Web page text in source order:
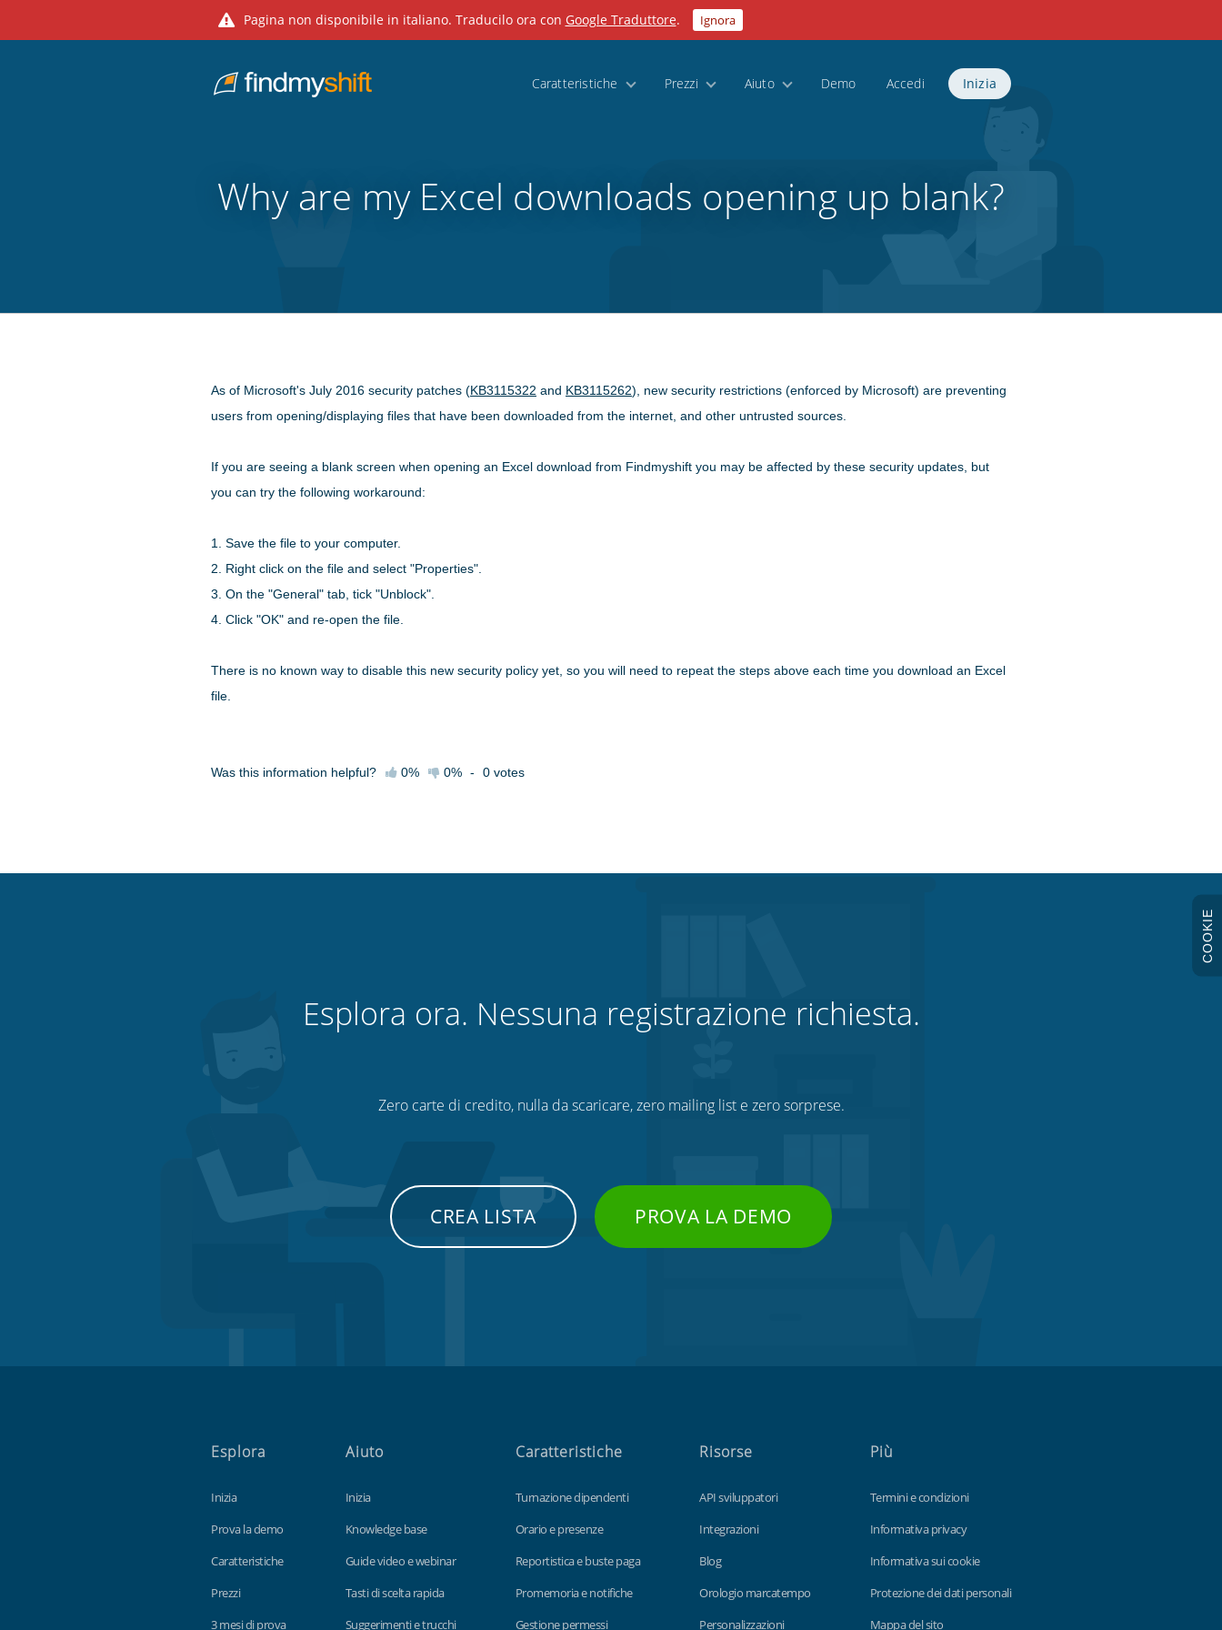
Pagina non disponibile in italiano. Traducilo ora con Google Traduttore. Ignora
Home Caratteristiche Prezzi Aiuto Demo Accedi Inizia
Why are my Excel downloads opening up blank?
As of Microsoft's July 2016 security patches (KB3115322 and KB3115262), new security restrictions (enforced by Microsoft) are preventing
users from opening/displaying files that have been downloaded from the internet, and other untrusted sources.
If you are seeing a blank screen when opening an Excel download from Findmyshift you may be affected by these security updates, but
you can try the following workaround:
1. Save the file to your computer.
2. Right click on the file and select "Properties".
3. On the "General" tab, tick "Unblock".
4. Click "OK" and re-open the file.
There is no known way to disable this new security policy yet, so you will need to repeat the steps above each time you download an Excel
file.
Was this information helpful? 0% 0% - 0 votes
Esplora ora. Nessuna registrazione richiesta.
Zero carte di credito, nulla da scaricare, zero mailing list e zero sorprese.
CREA LISTA PROVA LA DEMO
Esplora
Inizia
Prova la demo
Caratteristiche
Prezzi
3 mesi di prova
Aiuto
Inizia
Knowledge base
Guide video e webinar
Tasti di scelta rapida
Suggerimenti e trucchi
Caratteristiche
Turnazione dipendenti
Orario e presenze
Reportistica e buste paga
Promemoria e notifiche
Gestione permessi
Risorse
API sviluppatori
Integrazioni
Blog
Orologio marcatempo
Personalizzazioni
Più
Termini e condizioni
Informativa privacy
Informativa sui cookie
Protezione dei dati personali
Mappa del sito
COOKIE